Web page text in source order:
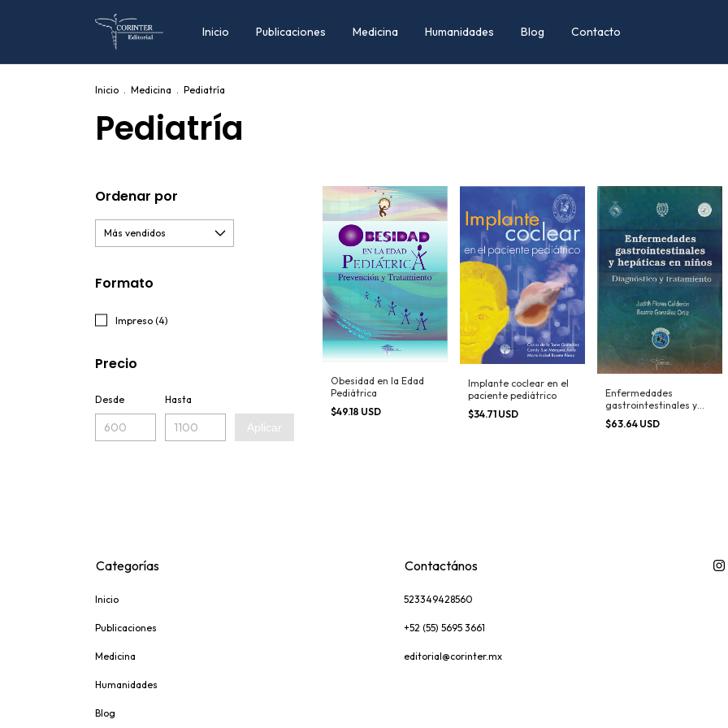
Inicio Publicaciones Medicina Humanidades Blog Contacto
Inicio . Medicina . Pediatría
Pediatría
Ordenar por
Formato
Impreso (4)
Precio
Desde Hasta
Aplicar
Obesidad en la Edad
Pediátrica
$49.18 USD
Implante coclear en el
paciente pediátrico
$34.71 USD
Enfermedades
gastrointestinales y
hepáticas en niños
$63.64 USD
Categorías
Inicio
Publicaciones
Medicina
Humanidades
Blog
Contactános
523349428560
+52 (55) 5695 3661
editorial@corinter.mx